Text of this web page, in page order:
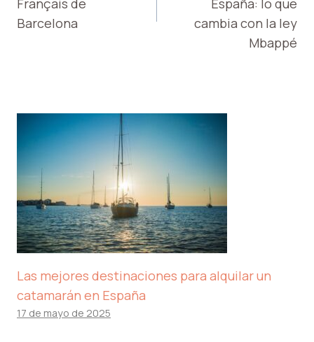
Français de
Barcelona
España: lo que
cambia con la ley
Mbappé
Las mejores destinaciones para alquilar un
catamarán en España
17 de mayo de 2025